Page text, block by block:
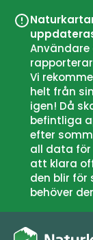
Vi
helt från
igen! Då
befintliga
efter
all data för
att klara
den blir för
behöver